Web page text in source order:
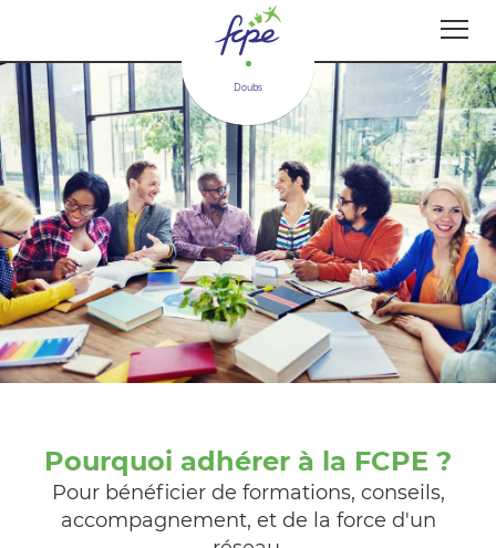
Doubs
AddToAny (share) est désactivé.
Pourquoi adhérer à la FCPE ?
Pour bénéficier de formations, conseils,
accompagnement, et de la force d'un
Panneau de gestion des cookies